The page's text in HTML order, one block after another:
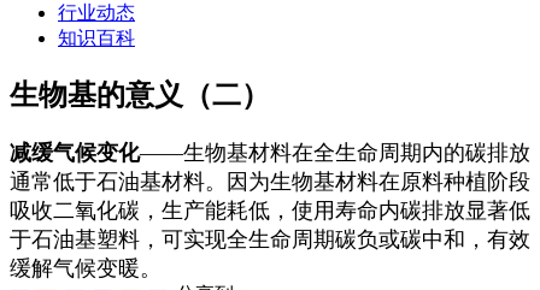
行业动态
知识百科
生物基的意义（二）
减缓气候变化——生物基材料在全生命周期内的碳排放
通常低于石油基材料。因为生物基材料在原料种植阶段
吸收二氧化碳，生产能耗低，使用寿命内碳排放显著低
于石油基塑料，可实现全生命周期碳负或碳中和，有效
缓解气候变暖。